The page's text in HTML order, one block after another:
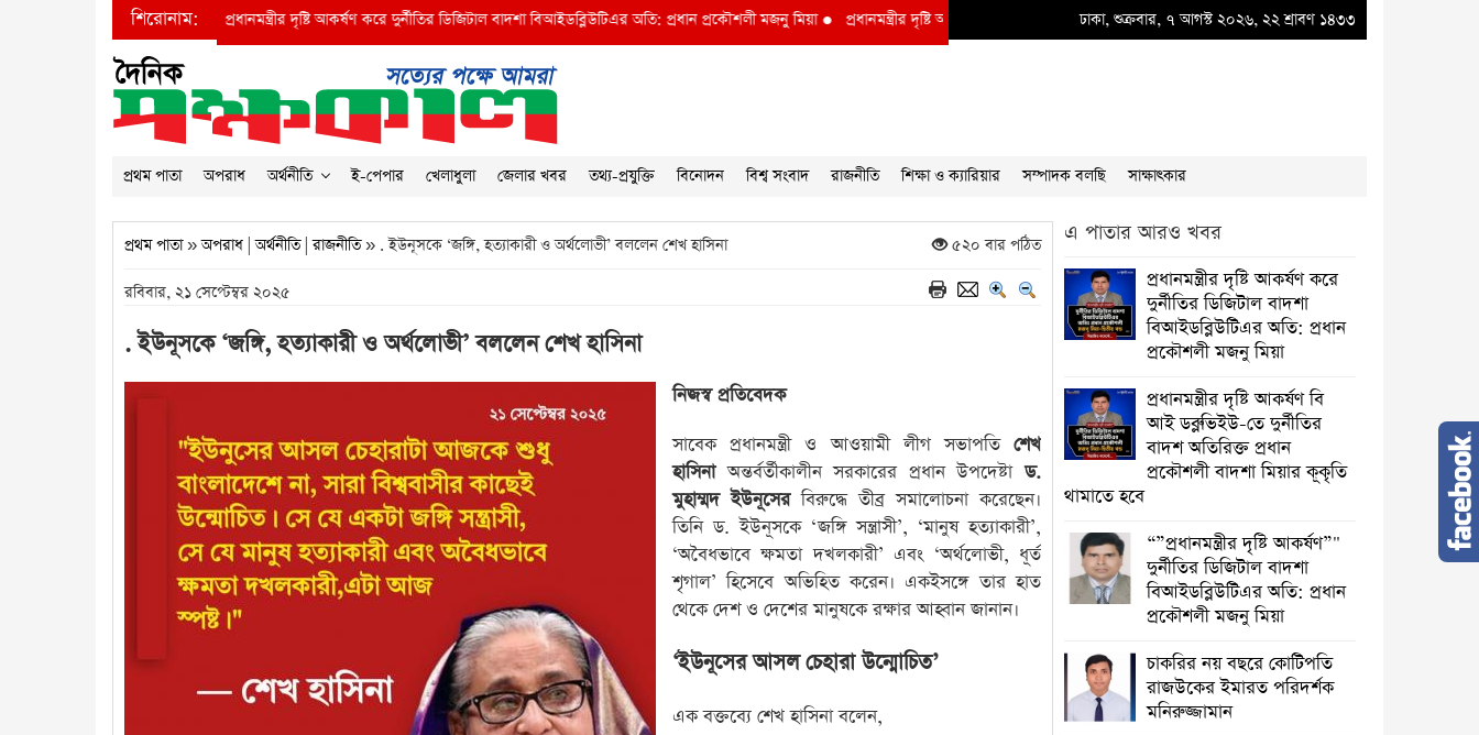
শিরোনাম:
●প্রধানমন্ত্রীর দৃষ্টি আকর্ষণ করে দুর্নীতির ডিজিটাল বাদশা বিআইডব্লিউটিএর অতি: প্রধান প্রকৌশলী মজনু মিয়া●প্রধানমন্ত্রীর দৃষ্টি আকর্ষণ বি আই ডব্লুভিইউ-তে দুর্নীতির বাদশ অতিরিক্ত প্রধান প্রকৌশলী বাদশা মিয়ার কূকৃতি থামাতে হবে
ঢাকা, শুক্রবার, ৭ আগস্ট ২০২৬, ২২ শ্রাবণ ১৪৩৩
প্রথম পাতা অপরাধ অর্থনীতি ই-পেপার খেলাধুলা জেলার খবর তথ্য-প্রযুক্তি বিনোদন বিশ্ব সংবাদ রাজনীতি শিক্ষা ও ক্যারিয়ার সম্পাদক বলছি সাক্ষাৎকার
প্রথম পাতা»অপরাধ |অর্থনীতি|রাজনীতি» . ইউনূসকে ‘জঙ্গি, হত্যাকারী ও অর্থলোভী’ বললেন শেখ হাসিনা ৫২০ বার পঠিত
রবিবার, ২১ সেপ্টেম্বর ২০২৫
. ইউনূসকে ‘জঙ্গি, হত্যাকারী ও অর্থলোভী’ বললেন শেখ হাসিনা
নিজস্ব প্রতিবেদক
সাবেক প্রধানমন্ত্রী ও আওয়ামী লীগ সভাপতি শেখ
হাসিনাঅন্তর্বর্তীকালীন সরকারের প্রধান উপদেষ্টাড.
মুহাম্মদ ইউনূসেরবিরুদ্ধে তীব্র সমালোচনা করেছেন।
তিনি ড. ইউনূসকে ‘জঙ্গি সন্ত্রাসী’, ‘মানুষ হত্যাকারী’,
‘অবৈধভাবে ক্ষমতা দখলকারী’ এবং ‘অর্থলোভী, ধূর্ত
শৃগাল’ হিসেবে অভিহিত করেন। একইসঙ্গে তার হাত
থেকে দেশ ও দেশের মানুষকে রক্ষার আহ্বান জানান।
‘ইউনূসের আসল চেহারা উন্মোচিত’
এক বক্তব্যে শেখ হাসিনা বলেন,
এ পাতার আরও খবর
প্রধানমন্ত্রীর দৃষ্টি আকর্ষণ করে
দুর্নীতির ডিজিটাল বাদশা
বিআইডব্লিউটিএর অতি: প্রধান
প্রকৌশলী মজনু মিয়া
প্রধানমন্ত্রীর দৃষ্টি আকর্ষণ বি
আই ডব্লুভিইউ-তে দুর্নীতির
বাদশ অতিরিক্ত প্রধান
প্রকৌশলী বাদশা মিয়ার কূকৃতি
থামাতে হবে
“”প্রধানমন্ত্রীর দৃষ্টি আকর্ষণ”"
দুর্নীতির ডিজিটাল বাদশা
বিআইডব্লিউটিএর অতি: প্রধান
প্রকৌশলী মজনু মিয়া
চাকরির নয় বছরে কোটিপতি
রাজউকের ইমারত পরিদর্শক
মনিরুজ্জামান